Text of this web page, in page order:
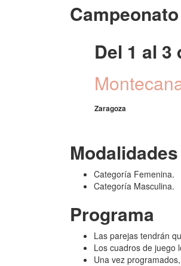
Del 1 al 3
Zaragoza
Modalidades
Categoría Femenina.
Categoría Masculina.
Programa
Las parejas tendrán
Los cuadros de juego
Una vez programados,